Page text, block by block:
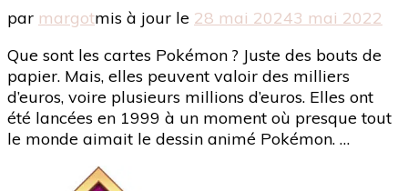
par margotmis à jour le 28 mai 20243 mai 2022
Que sont les cartes Pokémon ? Juste des bouts de
papier. Mais, elles peuvent valoir des milliers
d’euros, voire plusieurs millions d’euros. Elles ont
été lancées en 1999 à un moment où presque tout
le monde aimait le dessin animé Pokémon. …